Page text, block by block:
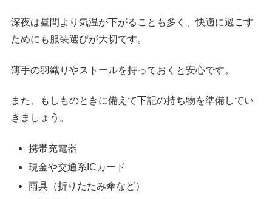
深夜は昼間より気温が下がることも多く、快適に過ごす
ためにも服装選びが大切です。
薄手の羽織りやストールを持っておくと安心です。
また、もしものときに備えて下記の持ち物を準備してい
きましょう。
携帯充電器
現金や交通系ICカード
雨具（折りたたみ傘など）